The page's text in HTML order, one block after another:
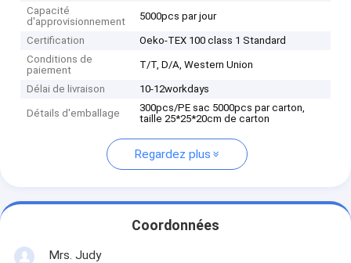
Capacité
d'approvisionnement
5000pcs par jour
Certification
Oeko-TEX 100 class 1 Standard
Conditions de
paiement
T/T, D/A, Western Union
Délai de livraison 10-12workdays
Détails d'emballage
300pcs/PE sac 5000pcs par carton,
taille 25*25*20cm de carton
Regardez plus
Coordonnées
Mrs. Judy